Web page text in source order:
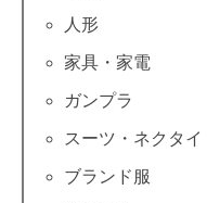
人形
家具・家電
ガンプラ
スーツ・ネクタイ
ブランド服